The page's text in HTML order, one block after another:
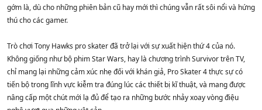
gớm là, dù cho những phiên bản cũ hay mới thì chúng vẫn rất sôi nổi và hứng
thú cho các gamer.
Trò chơi Tony Hawks pro skater đã trở lại với sự xuất hiện thứ 4 của nó.
Không giống như bộ phim Star Wars, hay là chương trình Survivor trên TV,
chỉ mang lại những cảm xúc nhẹ đối với khán giả, Pro Skater 4 thực sự có
tiến bộ trong lĩnh vực kiễm tra đúng lúc các thiết bị kĩ thuật, và mang được
nâng cấp một chút mới lạ đủ để tạo ra những bước nhảy xoay vòng điệu